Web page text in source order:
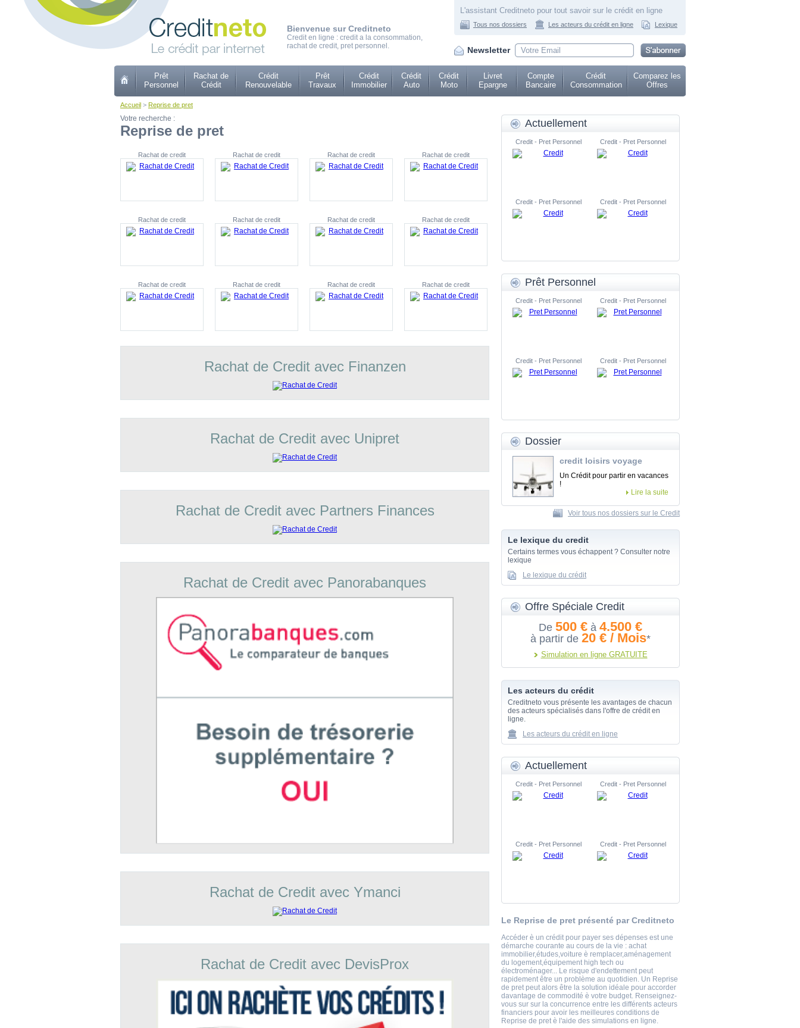
Bienvenue sur Creditneto
Credit en ligne : credit a la consommation,
rachat de credit, pret personnel.
L'assistant Creditneto pour tout savoir sur le crédit en ligne
Tous nos dossiers Les acteurs du crédit en ligne Lexique
Newsletter
Prêt
Personnel
Rachat de
Crédit
Crédit
Renouvelable
Prêt
Travaux
Crédit
Immobilier
Crédit
Auto
Crédit
Moto
Livret
Epargne
Compte
Bancaire
Crédit
Consommation
Comparez les
Offres
Accueil > Reprise de pret
Votre recherche :
Reprise de pret
Rachat de credit Rachat de credit Rachat de credit Rachat de credit
Rachat de credit Rachat de credit Rachat de credit Rachat de credit
Rachat de credit Rachat de credit Rachat de credit Rachat de credit
Rachat de Credit avec Finanzen
Rachat de Credit avec Unipret
Rachat de Credit avec Partners Finances
Rachat de Credit avec Panorabanques
Rachat de Credit avec Ymanci
Rachat de Credit avec DevisProx
Actuellement
Credit - Pret Personnel Credit - Pret Personnel
Credit - Pret Personnel Credit - Pret Personnel
Prêt Personnel
Credit - Pret Personnel Credit - Pret Personnel
Credit - Pret Personnel Credit - Pret Personnel
Dossier
credit loisirs voyage
Un Crédit pour partir en vacances
!
Lire la suite
Voir tous nos dossiers sur le Credit
Le lexique du credit
Certains termes vous échappent ? Consulter notre
lexique
Le lexique du crédit
Offre Spéciale Credit
De 500 € à 4.500 €
à partir de 20 € / Mois*
Simulation en ligne GRATUITE
Les acteurs du crédit
Creditneto vous présente les avantages de chacun
des acteurs spécialisés dans l'offre de crédit en
ligne.
Les acteurs du crédit en ligne
Actuellement
Credit - Pret Personnel Credit - Pret Personnel
Credit - Pret Personnel Credit - Pret Personnel
Le Reprise de pret présenté par Creditneto
Accéder è un crédit pour payer ses dépenses est une
démarche courante au cours de la vie : achat
immobilier,études,voiture è remplacer,aménagement
du logement,équipement high tech ou
électroménager... Le risque d'endettement peut
rapidement être un problème au quotidien. Un Reprise
de pret peut alors être la solution idéale pour accorder
davantage de commodité è votre budget. Renseignez-
vous sur sur la concurrence entre les différents acteurs
financiers pour avoir les meilleures conditions de
Reprise de pret è l'aide des simulations en ligne.